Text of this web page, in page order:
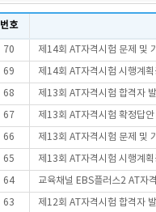
번호
70 제14회 AT자격시험 문제 및
69 제14회 AT자격시험 시행계
68 제13회 AT자격시험 합격자
67 제13회 AT자격시험 확정답
66 제13회 AT자격시험 문제 및
65 제13회 AT자격시험 시행계
64 교육채널 EBS플러스2 AT자
63 제12회 AT자격시험 합격자